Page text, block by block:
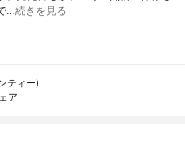
…続きを見る
ティー)
ア